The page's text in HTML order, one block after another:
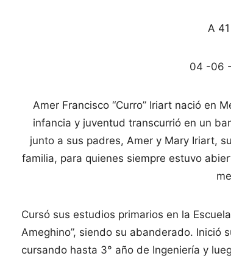
A
04 -06
Amer Francisco “Curro” Iriart nació en
infancia y juventud transcurrió en un
junto a sus padres, Amer y Mary Iriart,
familia, para quienes siempre estuvo
Cursó sus estudios primarios en la
Ameghino”, siendo su abanderado. Inició
cursando hasta 3° año de Ingeniería y